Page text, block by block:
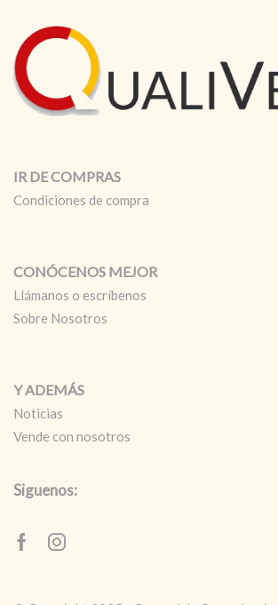
500
gr
cantidad
IR DE COMPRAS
Condiciones de compra
CONÓCENOS MEJOR
Llámanos o escríbenos
Sobre Nosotros
Y ADEMÁS
Noticias
Vende con nosotros
Siguenos:
FacebookInstagram